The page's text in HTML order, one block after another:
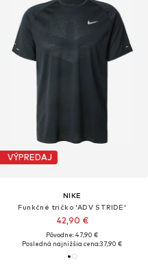
VÝPREDAJ
NIKE
Funkčné tričko 'ADV STRIDE'
42,90 €
Pôvodne: 47,90 €
Posledná najnižšia cena:37,90 €